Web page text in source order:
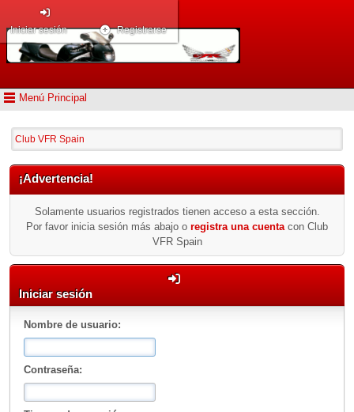
Menú Principal
Iniciar sesión Registrarse
Club VFR Spain
¡Advertencia!
Solamente usuarios registrados tienen acceso a esta sección.
Por favor inicia sesión más abajo o registra una cuenta con Club
VFR Spain
Iniciar sesión
Nombre de usuario:
Contraseña: